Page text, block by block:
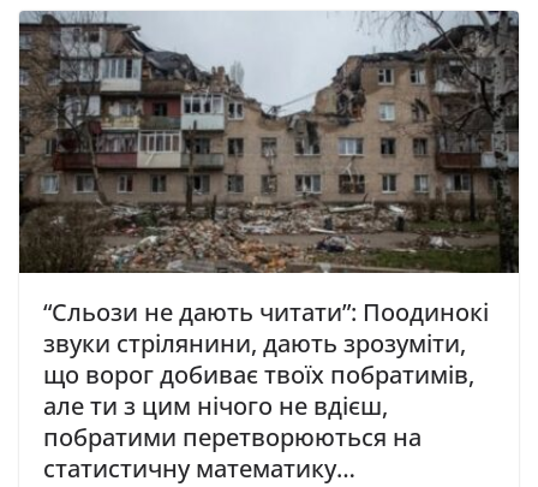
“Сльози не дають читати”: Поодинокі
звуки стрілянини, дають зрозуміти,
що ворог добиває твоїх побратимів,
але ти з цим нічого не вдієш,
побратими перетворюються на
статистичну математику…